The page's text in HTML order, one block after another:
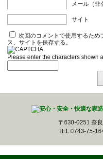
メール（非
サイト
次回のコメントで使用するた
ス、サイトを保存する。
Please enter the characters shown
〒630-0251 奈
TEL.0743-75-